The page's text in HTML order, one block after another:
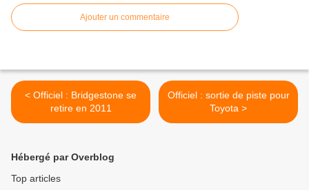
Ajouter un commentaire
< Officiel : Bridgestone se
retire en 2011
Officiel : sortie de piste pour
Toyota >
Hébergé par Overblog
Top articles